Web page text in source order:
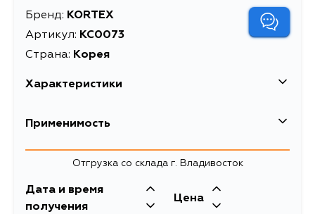
Бренд: KORTEX
Артикул: KC0073
Страна: Корея
Характеристики
Применимость
Mazda
Кузов Двигатель
KE, KE2AW, KE2FW, KE5AW,
Отгрузка со склада г. Владивосток
Дата и время
получения
Цена